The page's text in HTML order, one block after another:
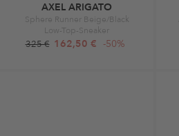
AXEL ARIGATO
Sphere Runner Beige/Black
Low-Top-Sneaker
325 € 162,50 € -50%